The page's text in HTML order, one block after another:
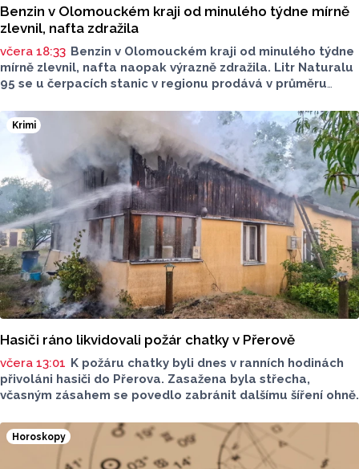
Benzin v Olomouckém kraji od minulého týdne mírně
zlevnil, nafta zdražila
včera 18:33 Benzin v Olomouckém kraji od minulého týdne
mírně zlevnil, nafta naopak výrazně zdražila. Litr Naturalu
95 se u čerpacích stanic v regionu prodává v průměru
O 84 haléřů zdražila nafta, za litr teď řidiči dají průměrně
44,84 koruny. Podle údajů společnosti CCS, která ceny
sleduje, je benzin v současnosti o 7,73 koruny dražší než
před rokem, za naftu tehdy motoristé platili o 11,31
koruny méně.
Krimi
Hasiči ráno likvidovali požár chatky v Přerově
včera 13:01 K požáru chatky byli dnes v ranních hodinách
přivoláni hasiči do Přerova. Zasažena byla střecha,
včasným zásahem se povedlo zabránit dalšímu šíření ohně.
Horoskopy